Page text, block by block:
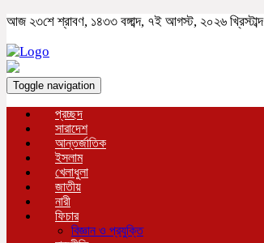
আজ ২৩শে শ্রাবণ, ১৪৩৩ বঙ্গাব্দ, ৭ই আগস্ট, ২০২৬ খ্রিস্টাব্দ
Toggle navigation
প্রচ্ছদ
সারাদেশ
আন্তর্জাতিক
ইসলাম
খেলাধুলা
জাতীয়
নারী
ফিচার
বিজ্ঞান ও প্রযুক্তি